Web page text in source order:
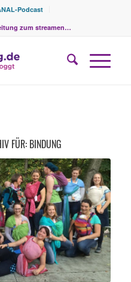
Podcast
zum streamen…
FÜR: BINDUNG